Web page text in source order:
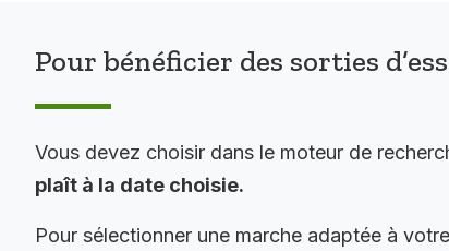
Pour bénéficier des sorties
Vous devez choisir dans le moteur de
plaît à la date choisie.
Pour sélectionner une marche adaptée à